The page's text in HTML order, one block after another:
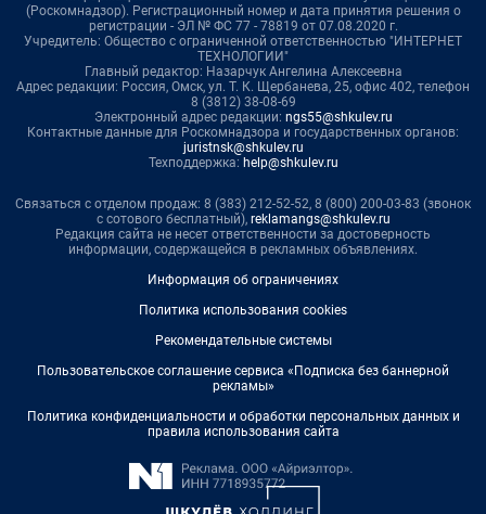
(Роскомнадзор). Регистрационный номер и дата принятия решения о
регистрации - ЭЛ № ФС 77 - 78819 от 07.08.2020 г.
Учредитель: Общество с ограниченной ответственностью "ИНТЕРНЕТ
ТЕХНОЛОГИИ"
Главный редактор: Назарчук Ангелина Алексеевна
Адрес редакции: Россия, Омск, ул. Т. К. Щербанева, 25, офис 402, телефон
8 (3812) 38-08-69
Электронный адрес редакции: ngs55@shkulev.ru
Контактные данные для Роскомнадзора и государственных органов:
juristnsk@shkulev.ru
Техподдержка: help@shkulev.ru
Связаться с отделом продаж: 8 (383) 212-52-52, 8 (800) 200-03-83 (звонок
с сотового бесплатный), reklamangs@shkulev.ru
Редакция сайта не несет ответственности за достоверность
информации, содержащейся в рекламных объявлениях.
Информация об ограничениях
Политика использования cookies
Рекомендательные системы
Пользовательское соглашение сервиса «Подписка без баннерной
рекламы»
Политика конфиденциальности и обработки персональных данных и
правила использования сайта